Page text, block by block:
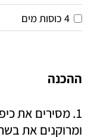
4 כוסות מים
ההכנה